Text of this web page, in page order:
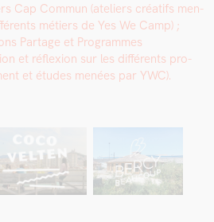
Cap Com­mun (ate­liers créat­ifs men­
métiers de Yes We Camp) ;
Partage et Pro­grammes
et réflex­ion sur les dif­férents pro­
et études menées par YWC).